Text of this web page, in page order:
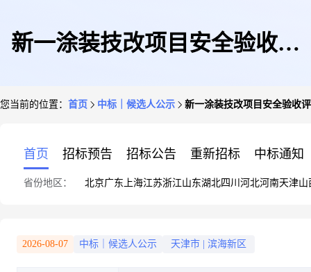
新一涂装技改项目安全验收评
您当前的位置： 首页 中标｜候选人公示 新一涂装技改项目安全验收
首页 招标预告 招标公告 重新招标 中标通知
省份地区： 北京广东 上海江苏浙江山东湖北四川 河北河南天津山
2026-08-07 中标｜候选人公示 天津市 滨海新区